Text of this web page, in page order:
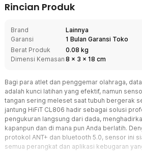
Rincian Produk
Brand
Lainnya
Garansi
1 Bulan Garansi Toko
Berat Produk
0.08 kg
Dimensi Kemasan 8 x 3 x 18 cm
Bagi para atlet dan penggemar olahraga,
adalah kunci latihan yang efektif, namun
tangan sering meleset saat tubuh bergerak
jantung HiFiT CL806 hadir sebagai solusi
pengukuran langsung dari dada,
kapanpun dan di mana pun Anda berlatih.
protokol ANT+ dan bluetooth 5.0, sensor ini
semua perangkat dan aplikasi kebugaran